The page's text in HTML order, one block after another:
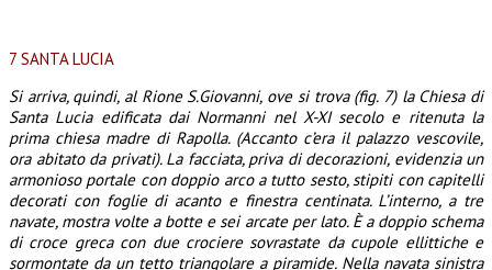
7 SANTA LUCIA
Si arriva, quindi, al Rione S.Giovanni, ove si trova (fig. 7) la Chiesa di
Santa Lucia edificata dai Normanni nel X-XI secolo e ritenuta la
prima chiesa madre di Rapolla. (Accanto c’era il palazzo vescovile,
ora abitato da privati). La facciata, priva di decorazioni, evidenzia un
armonioso portale con doppio arco a tutto sesto, stipiti con capitelli
decorati con foglie di acanto e finestra centinata. L’interno, a tre
navate, mostra volte a botte e sei arcate per lato. È a doppio schema
di croce greca con due crociere sovrastate da cupole ellittiche e
sormontate da un tetto triangolare a piramide. Nella navata sinistra